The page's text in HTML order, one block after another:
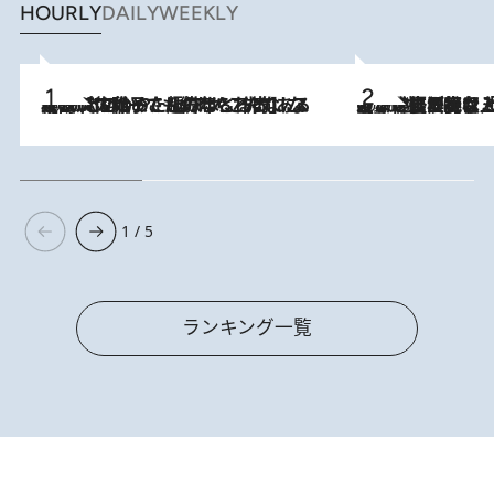
HOURLYDAILYWEEKLY
2026.8.5
【阿川佐和子さんの年とる力】なぜ70代で始めた趣味は“こんなに楽しい”のか？ ピアノ、俳句…スランプに陥っても続けられる“ある秘訣”とは 2026.8.5
【なぜ吉沢亮は「気配を消せる」のか？】興行収入208億の『国宝』を経て挑むミュージカル『ディア・エヴァン・ハンセン』。トップ俳優が舞台上でさらけ出した“孤独”とは
1 / 5
ランキング一覧